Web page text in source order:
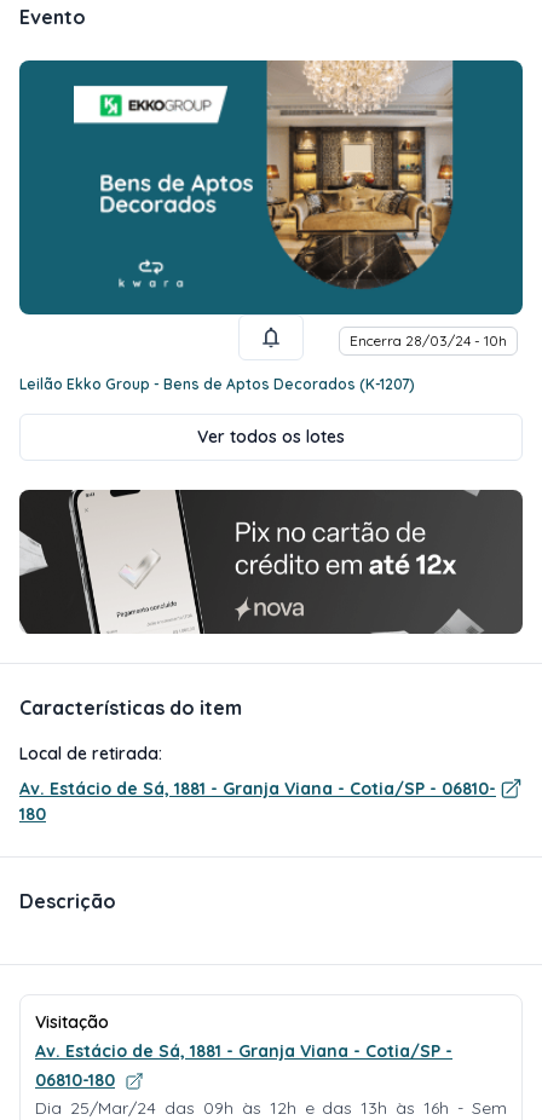
Evento
Encerra 28/03/24 - 10h
Leilão Ekko Group - Bens de Aptos Decorados (K-1207)
Ver todos os lotes
Características do item
Local de retirada:
Av. Estácio de Sá, 1881 - Granja Viana - Cotia/SP - 06810-
180
Descrição
Visitação
Av. Estácio de Sá, 1881 - Granja Viana - Cotia/SP -
06810-180
Dia 25/Mar/24 das 09h às 12h e das 13h às 16h - Sem